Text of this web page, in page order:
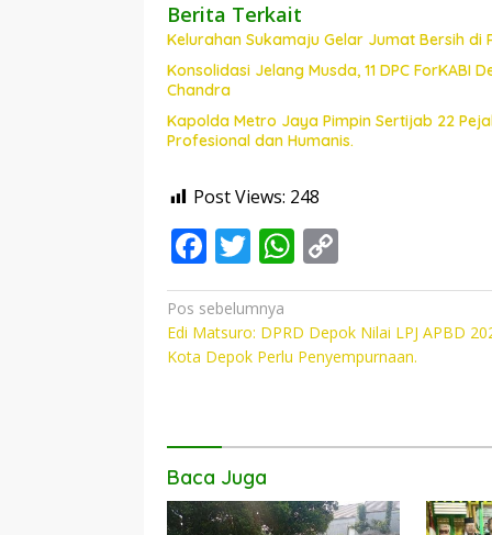
Berita Terkait
Kelurahan Sukamaju Gelar Jumat Bersih di
Konsolidasi Jelang Musda, 11 DPC
Chandra
Kapolda Metro Jaya Pimpin Sertijab 22
Profesional dan Humanis.
Post Views: 248
F
ac
e
b
k
T
w
itt
er
W
h
at
s
p
o
p
y
k
Navigasi
pos
Pos sebelumnya
Edi Matsuro: DPRD Depok Nilai LPJ APBD
Kota Depok Perlu Penyempurnaan.
Baca Juga